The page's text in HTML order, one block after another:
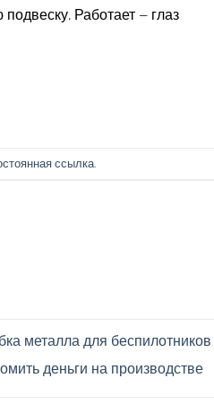
Работает – глаз
ссылка.
металла для беспилотников
деньги на производстве